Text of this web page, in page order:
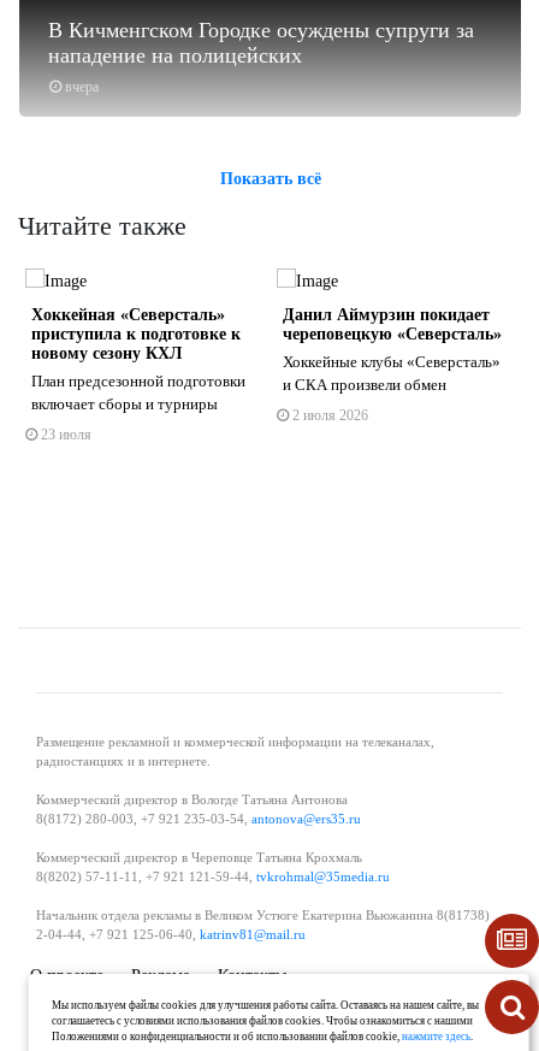
вчера
В Кичменгском Городке осуждены супруги за
нападение на полицейских
Показать всё
Читайте также
Хоккейная «Северсталь»
приступила к подготовке к
новому сезону КХЛ
План предсезонной подготовки
включает сборы и турниры
23 июля
Данил Аймурзин покидает
череповецкую «Северсталь»
️Хоккейные клубы «Северсталь»
и СКА произвели обмен
2 июля 2026
Размещение рекламной и коммерческой информации на телеканалах,
радиостанциях и в интернете.
Коммерческий директор в Вологде Татьяна Антонова
8(8172) 280-003, +7 921 235-03-54, antonova@ers35.ru
Коммерческий директор в Череповце Татьяна Крохмаль
8(8202) 57-11-11, +7 921 121-59-44, tvkrohmal@35media.ru
Начальник отдела рекламы в Великом Устюге Екатерина Вьюжанина 8(81738)
2-04-44, +7 921 125-06-40, katrinv81@mail.ru
О проекте Реклама
Контакты
Политика в области обработки и защиты персональных данных
Мы используем файлы cookies для улучшения работы сайта. Оставаясь на нашем сайте, вы
соглашаетесь с условиями использования файлов cookies. Чтобы ознакомиться с нашими
Положениями о конфиденциальности и об использовании файлов cookie,нажмите здесь.